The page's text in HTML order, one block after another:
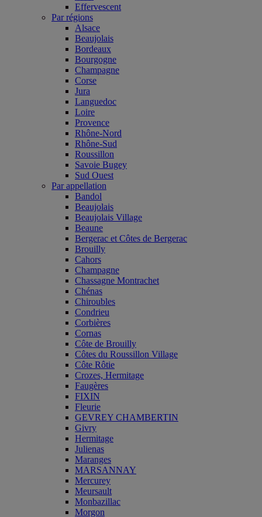
Effervescent
Par régions
Alsace
Beaujolais
Bordeaux
Bourgogne
Champagne
Corse
Jura
Languedoc
Loire
Provence
Rhône-Nord
Rhône-Sud
Roussillon
Savoie Bugey
Sud Ouest
Par appellation
Bandol
Beaujolais
Beaujolais Village
Beaune
Bergerac et Côtes de Bergerac
Brouilly
Cahors
Champagne
Chassagne Montrachet
Chénas
Chiroubles
Condrieu
Corbières
Cornas
Côte de Brouilly
Côtes du Roussillon Village
Côte Rôtie
Crozes, Hermitage
Faugères
FIXIN
Fleurie
GEVREY CHAMBERTIN
Givry
Hermitage
Julienas
Maranges
MARSANNAY
Mercurey
Meursault
Monbazillac
Morgon